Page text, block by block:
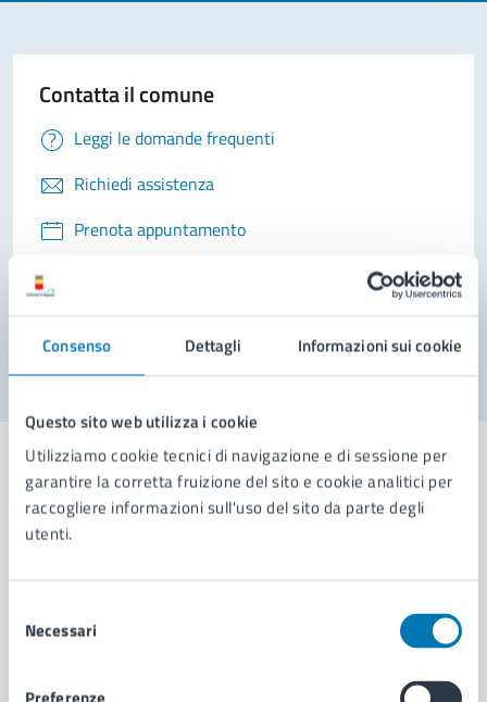
Consenso Dettagli Informazioni sui cookie
Questo sito web utilizza i cookie
Utilizziamo cookie tecnici di navigazione e di sessione per
garantire la corretta fruizione del sito e cookie analitici per
raccogliere informazioni sull'uso del sito da parte degli
utenti.
delNecessari
Contatta il comune
Leggi le domande frequenti
Richiedi assistenza
Prenota appuntamento
Problemi in città
Aree amministrative
Municipalità